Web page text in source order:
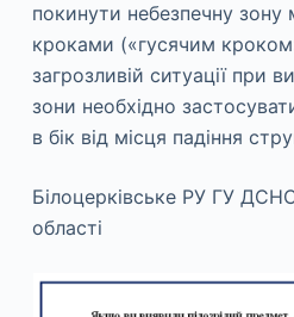
покинути небезпечну зону
кроками («гусячим
загрозливій ситуації при
зони необхідно
в бік від місця падіння
Білоцерківське РУ ГУ
області